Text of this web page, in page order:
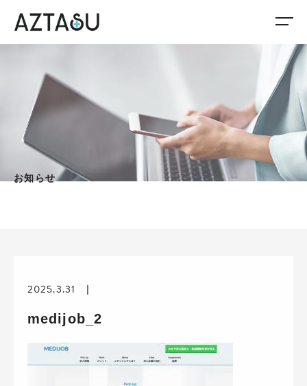
お知らせ
2025.3.31
medijob_2